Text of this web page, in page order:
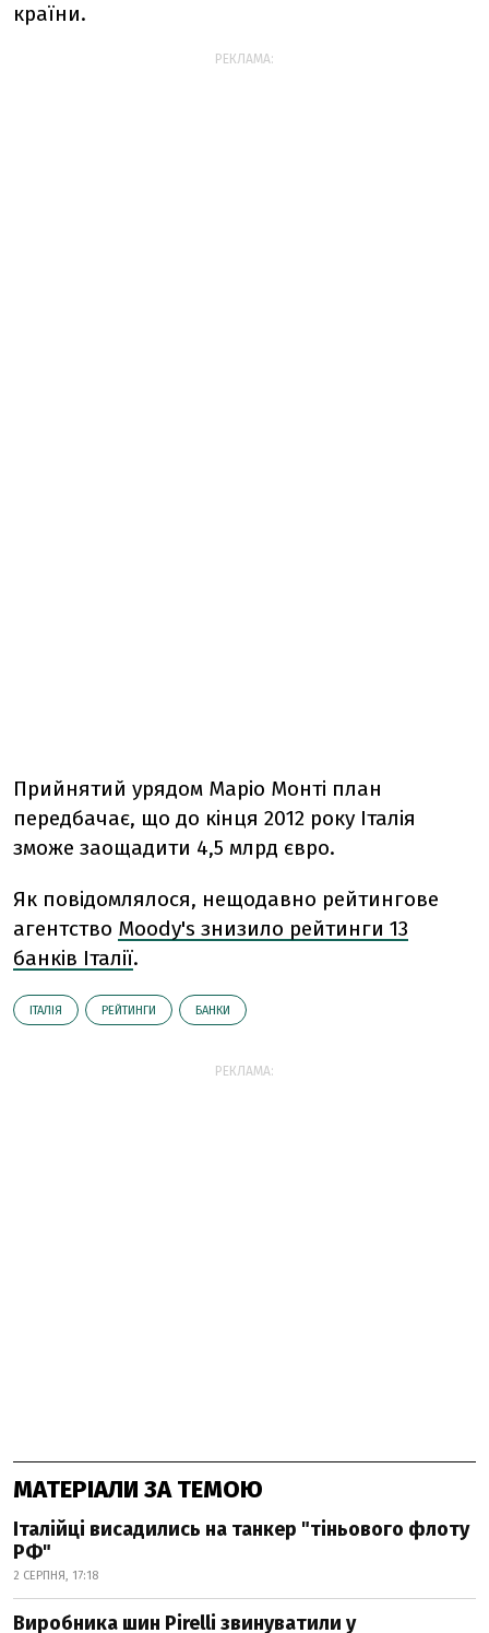
країни.
РЕКЛАМА:
Прийнятий урядом Маріо Монті план
передбачає, що до кінця 2012 року Італія
зможе заощадити 4,5 млрд євро.
Як повідомлялося, нещодавно рейтингове
агентство Moody's знизило рейтинги 13
банків Італії.
ІТАЛІЯ РЕЙТИНГИ БАНКИ
РЕКЛАМА:
МАТЕРІАЛИ ЗА ТЕМОЮ
Італійці висадились на танкер "тіньового флоту
РФ"
2 СЕРПНЯ, 17:18
Виробника шин Pirelli звинуватили у